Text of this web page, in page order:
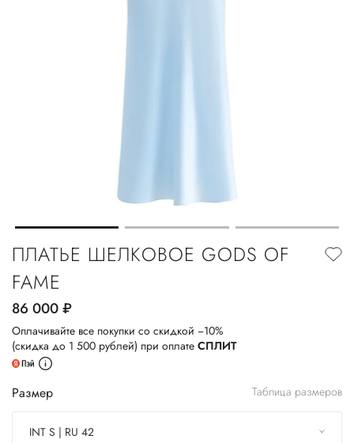
ПЛАТЬЕ ШЕЛКОВОЕ GODS OF
FAME
86 000руб.
Оплачивайте все покупки со скидкой −10%
(скидка до 1 500 рублей) при оплате СПЛИТ
Размер Таблица размеров
INT S | RU 42